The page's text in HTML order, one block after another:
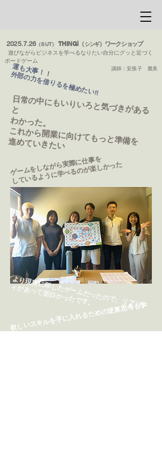
​2025.7.26（SUT） THINGi（シンギ）ワークショップ
遊びながらビジネスを学べるなりたい自分にグッと近づく
ボードゲーム​​​​​​​​
​講師：安孫子 麗美
​運も大事！！
外部の力を借りるを極めたい‼
​日常の中にもいりいろと気づきがあると
わかった。
これから開業に向けてもっと準備を
​進めていきたい
​ゲームをしながら実際に仕事を
​しているように学べるのが楽しかった
​よ
り
現
実
に
即
し
た
ゲ
ー
ム
だ
っ
た
の
で
、
リ
ア
リ
テ
ィ
が
あ
っ
て
面
白
か
っ
た
で
す
。
​
欲
し
い
ス
キ
ル
を
手
に
入
れ
る
た
め
の
逆
算
思
考
も
学
べ
た